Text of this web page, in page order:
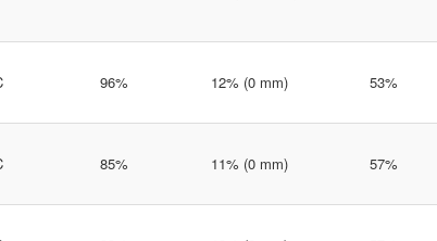
96% 12% (0 mm) 53%
85% 11% (0 mm) 57%